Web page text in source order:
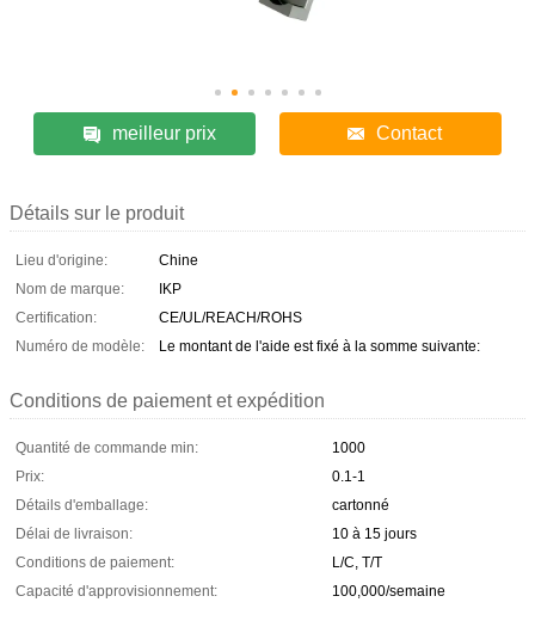
meilleur prix Contact
Détails sur le produit
Lieu d'origine:
Chine
Nom de marque:
IKP
Certification:
CE/UL/REACH/ROHS
Numéro de modèle:
Le montant de l'aide est fixé à la somme suivante:
Conditions de paiement et expédition
Quantité de commande min:
1000
Prix:
0.1-1
Détails d'emballage:
cartonné
Délai de livraison:
10 à 15 jours
Conditions de paiement:
L/C, T/T
Capacité d'approvisionnement:
100,000/semaine